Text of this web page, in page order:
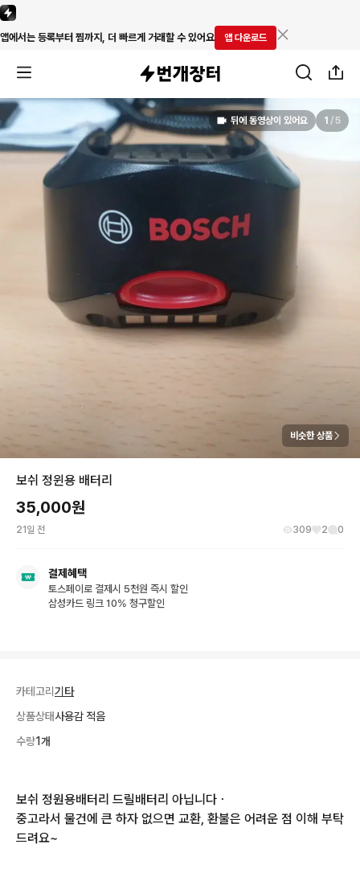
앱에서는 등록부터 찜까지, 더 빠르게 거래할 수 있어요 앱 다운로드
뒤에 동영상이 있어요 1 / 5
비슷한 상품
보쉬 정윈용 배터리
35,000원
21일 전 309 2 0
결제혜택
토스페이로 결제시 5천원 즉시 할인
삼성카드 링크 10% 청구할인
카테고리 기타
상품상태사용감 적음
수량1개
보쉬 정원용배터리 드릴배터리 아닙니다ㆍ
중고라서 물건에 큰 하자 없으면 교환, 환불은 어려운 점 이해 부탁
드려요~